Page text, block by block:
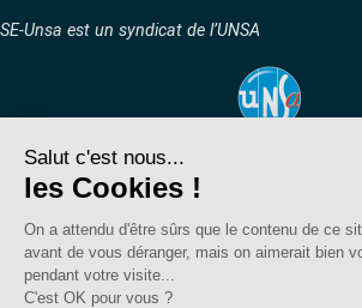
SE-Unsa est un syndicat de l’UNSA
Site réalisé avec ❤️ par AKWO
Mentions légales
Politique de confidentialité
Mentions légales